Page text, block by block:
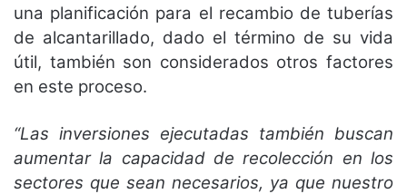
una planificación para el recambio de tuberías
de alcantarillado, dado el término de su vida
útil, también son considerados otros factores
en este proceso.
“Las inversiones ejecutadas también buscan
aumentar la capacidad de recolección en los
sectores que sean necesarios, ya que nuestro